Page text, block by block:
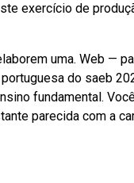
exercício de
uma. Web —
do saeb
fundamental.
parecida com a